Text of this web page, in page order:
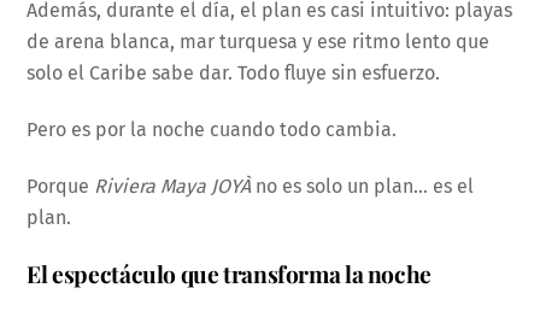
Además, durante el día, el plan es casi intuitivo: playas
de arena blanca, mar turquesa y ese ritmo lento que
solo el Caribe sabe dar. Todo fluye sin esfuerzo.
Pero es por la noche cuando todo cambia.
Porque Riviera Maya JOYÀno es solo un plan… es el
plan.
El espectáculo que transforma la noche